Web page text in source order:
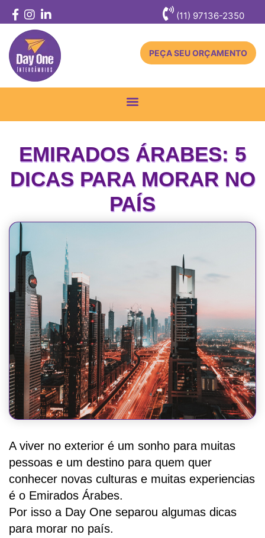
(11) 97136-2350
PEÇA SEU ORÇAMENTO
navigation
EMIRADOS ÁRABES: 5
DICAS PARA MORAR NO
PAÍS
A viver no exterior é um sonho para muitas
pessoas e um destino para quem quer
conhecer novas culturas e muitas experiencias
é o Emirados Árabes.
Por isso a Day One separou algumas dicas
para morar no país.